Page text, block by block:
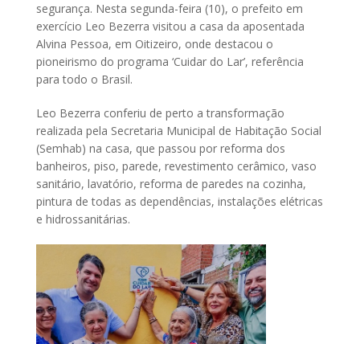
segurança. Nesta segunda-feira (10), o prefeito em
exercício Leo Bezerra visitou a casa da aposentada
Alvina Pessoa, em Oitizeiro, onde destacou o
pioneirismo do programa ‘Cuidar do Lar’, referência
para todo o Brasil.
Leo Bezerra conferiu de perto a transformação
realizada pela Secretaria Municipal de Habitação Social
(Semhab) na casa, que passou por reforma dos
banheiros, piso, parede, revestimento cerâmico, vaso
sanitário, lavatório, reforma de paredes na cozinha,
pintura de todas as dependências, instalações elétricas
e hidrossanitárias.